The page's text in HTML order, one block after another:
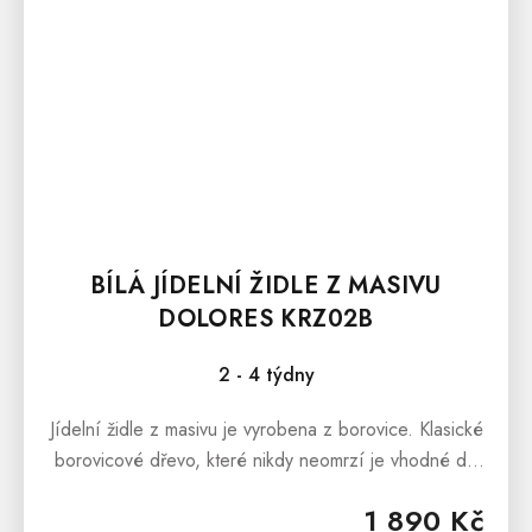
BÍLÁ JÍDELNÍ ŽIDLE Z MASIVU
DOLORES KRZ02B
2 - 4 týdny
1 890 Kč
Jídelní židle z masivu je vyrobena z borovice. Klasické
borovicové dřevo, které nikdy neomrzí je vhodné do